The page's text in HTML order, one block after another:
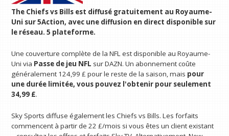
The Chiefs vs Bills est diffusé gratuitement au Royaume-
Uni sur 5Action, avec une diffusion en direct disponible sur
le réseau.5 plateforme.
Une couverture complète de la NFL est disponible au Royaume-
Uni via Passe de jeu NFL sur DAZN. Un abonnement coûte
généralement 124,99 £ pour le reste de la saison, mais pour
une durée limitée, vous pouvez l'obtenir pour seulement
34,99 £.
Sky Sports diffuse également les Chiefs vs Bills. Les forfaits
commencent à partir de 22 £/mois si vous êtes un client existant